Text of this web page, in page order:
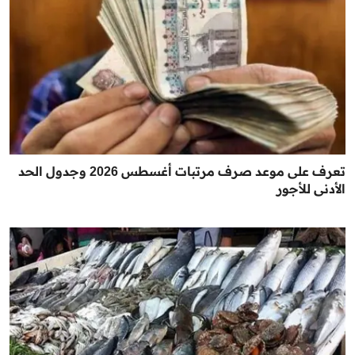
تعرف على موعد صرف مرتبات أغسطس 2026 وجدول الحد
الأدنى للأجور